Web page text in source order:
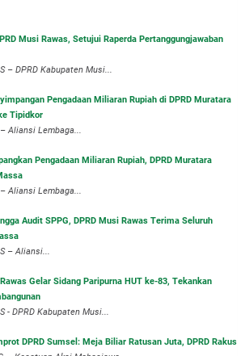
Musi Rawas, Setujui Raperda Pertanggungjawaban
– DPRD Kabupaten Musi...
Pengadaan Miliaran Rupiah di DPRD Muratara
Tipidkor
– Aliansi Lembaga...
Pengadaan Miliaran Rupiah, DPRD Muratara
– Aliansi Lembaga...
Audit SPPG, DPRD Musi Rawas Terima Seluruh
– Aliansi...
Gelar Sidang Paripurna HUT ke-83, Tekankan
- DPRD Kabupaten Musi...
DPRD Sumsel: Meja Biliar Ratusan Juta, DPRD Rakus